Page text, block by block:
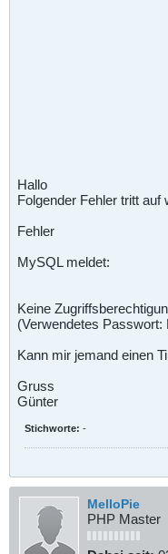
Hallo
Folgender Fehler tritt
Fehler
MySQL meldet:
Keine
(Verwendetes Passwort:
Kann mir jemand einen
Gruss
Günter
Stichworte: -
MelloPie
PHP Master